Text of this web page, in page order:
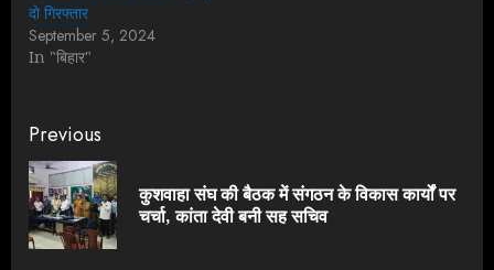
दो गिरफ्तार
September 5, 2024
In "बिहार"
Continue
Reading
Previous
कुशवाहा संघ की बैठक में संगठन के विकास कार्यों पर
चर्चा, कांता देवी बनी सह सचिव